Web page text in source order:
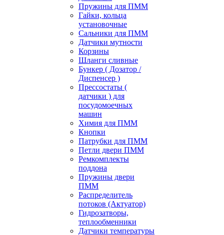
Пружины для ПММ
Гайки, кольца
установочные
Сальники для ПММ
Датчики мутности
Корзины
Шланги сливные
Бункер ( Дозатор /
Диспенсер )
Прессостаты (
датчики ) для
посудомоечных
машин
Химия для ПММ
Кнопки
Патрубки для ПММ
Петли двери ПММ
Ремкомплекты
поддона
Пружины двери
ПММ
Распределитель
потоков (Актуатор)
Гидрозатворы,
теплообменники
Датчики температуры